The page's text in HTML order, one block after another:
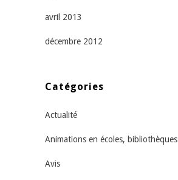
avril 2013
décembre 2012
Catégories
Actualité
Animations en écoles, bibliothèques
Avis